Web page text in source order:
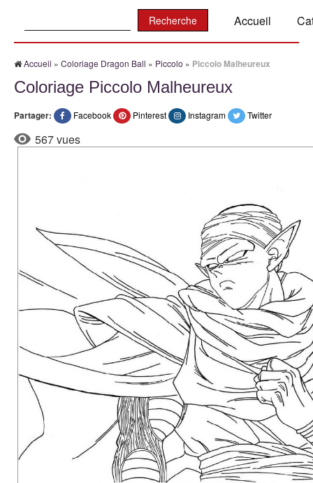
Accueil
Accueil » Coloriage Dragon Ball » Piccolo » Piccolo Malheureux
Coloriage Piccolo Malheureux
Partager: Facebook Pinterest Instagram Twitter
567 vues